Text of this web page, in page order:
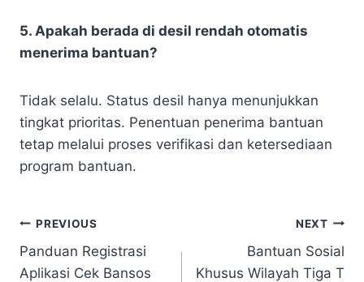
5. Apakah berada di desil rendah otomatis
menerima bantuan?
Tidak selalu. Status desil hanya menunjukkan
tingkat prioritas. Penentuan penerima bantuan
tetap melalui proses verifikasi dan ketersediaan
program bantuan.
Navigasi
pos
PREVIOUS
Panduan Registrasi
Aplikasi Cek Bansos
NEXT
Bantuan Sosial
Khusus Wilayah Tiga T